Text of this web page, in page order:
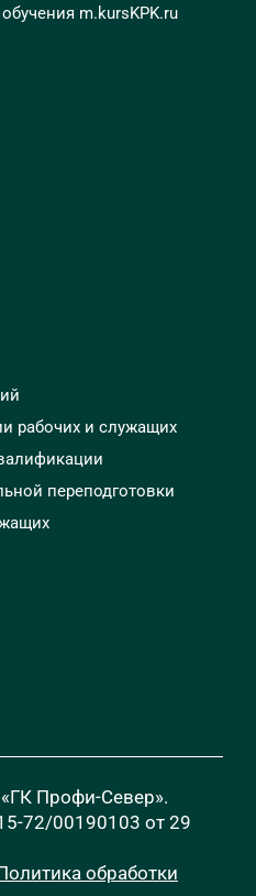
m.kursKPK.ru
рабочих и служащих
переподготовки
Профи-Север».
72/00190103 от 29
обработки